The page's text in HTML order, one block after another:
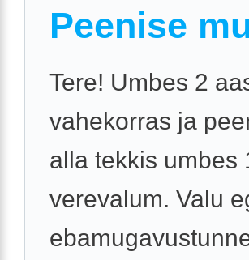
Peenise
Tere! Umbes 2
vahekorras ja
alla tekkis umbes
verevalum. Valu